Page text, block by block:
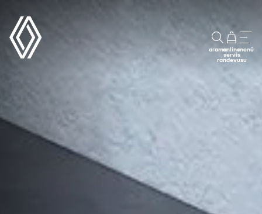
aramaonline
servis
randevusu
menü